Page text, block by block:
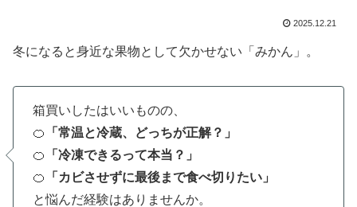
2025.12.21
冬になると身近な果物として欠かせない「みかん」。
箱買いしたはいいものの、
🍊
「常温と冷蔵、どっちが正解？」
🍊
「冷凍できるって本当？」
🍊
「カビさせずに最後まで食べ切りたい」
と悩んだ経験はありませんか。